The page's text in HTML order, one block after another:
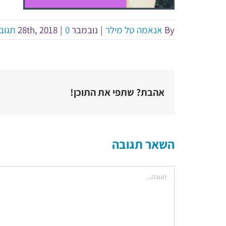
By אנאמה טל מילר | נובמבר 28th, 2018 | 0 תגובות
אהבת? שתפי את התוכן!
השאר תגובה
הערה